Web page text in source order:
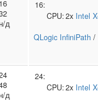
16
н/д
16:
CPU:2x Intel
QLogic InfiniPath /
н/д
24:
CPU:2x Intel